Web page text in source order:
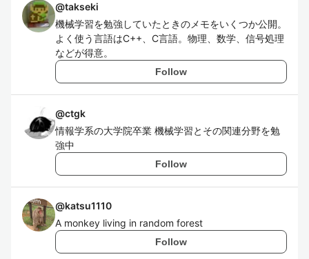
@takseki
機械学習を勉強していたときのメモをいくつか公開。
よく使う言語はC++、C言語。物理、数学、信号処理
などが得意。
Follow
@ctgk
情報学系の大学院卒業 機械学習とその関連分野を勉
強中
Follow
@katsu1110
A monkey living in random forest
Follow